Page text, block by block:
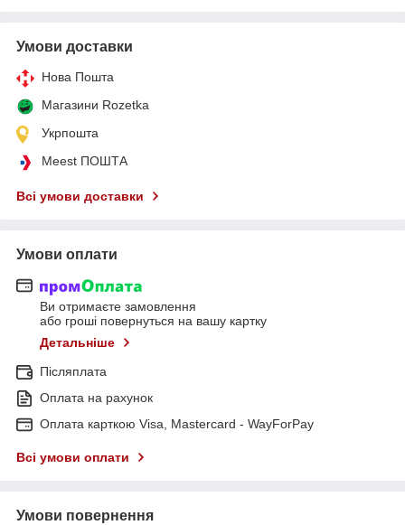
Умови доставки
Нова Пошта
Магазини Rozetka
Укрпошта
Meest ПОШТА
Всі умови доставки
Умови оплати
Ви отримаєте замовлення
або гроші повернуться на вашу картку
Детальніше
Післяплата
Оплата на рахунок
Оплата карткою Visa, Mastercard - WayForPay
Всі умови оплати
Умови повернення